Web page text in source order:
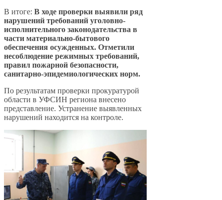
В итоге: В ходе проверки выявили ряд
нарушений требований уголовно-
исполнительного законодательства в
части материально-бытового
обеспечения осужденных. Отметили
несоблюдение режимных требований,
правил пожарной безопасности,
санитарно-эпидемиологических норм.
По результатам проверки прокуратурой
области в УФСИН региона внесено
представление. Устранение выявленных
нарушений находится на контроле.